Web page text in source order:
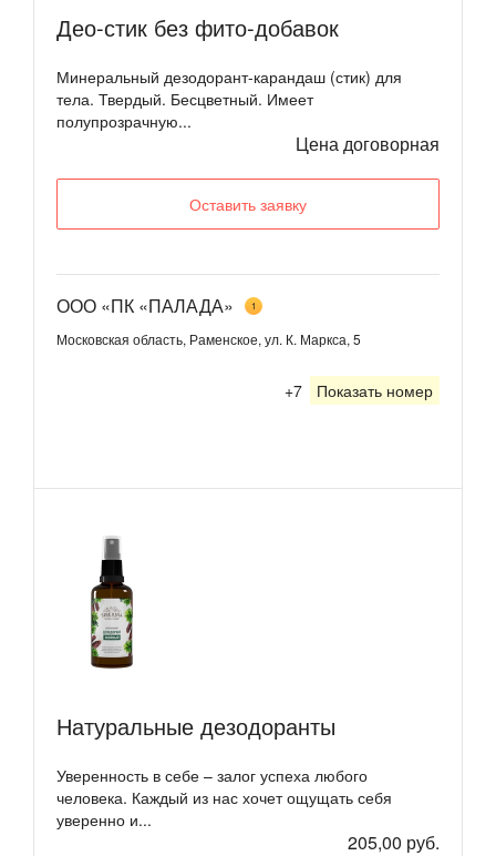
Део-стик без фито-добавок
Минеральный дезодорант-карандаш (стик) для
тела. Твердый. Бесцветный. Имеет
полупрозрачную...
Цена договорная
Оставить заявку
ООО «ПК «ПАЛАДА» 1
Московская область, Раменское, ул. К. Маркса, 5
+7 Показать номер
Натуральные дезодоранты
Уверенность в себе – залог успеха любого
человека. Каждый из нас хочет ощущать себя
уверенно и...
205,00 руб.